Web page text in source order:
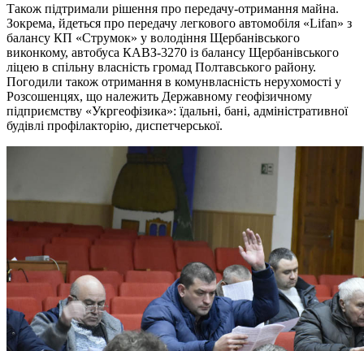
Також підтримали рішення про передачу-отримання майна.
Зокрема, йдеться про передачу легкового автомобіля «Lifan» з
балансу КП «Струмок» у володіння Щербанівського
виконкому, автобуса КАВЗ-3270 із балансу Щербанівського
ліцею в спільну власність громад Полтавського району.
Погодили також отримання в комунвласність нерухомості у
Розсошенцях, що належить Державному геофізичному
підприємству «Укргеофізика»: їдальні, бані, адміністративної
будівлі профілакторію, диспетчерської.